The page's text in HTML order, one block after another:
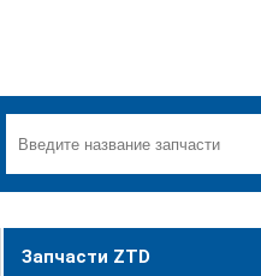
Запчасти ZTD